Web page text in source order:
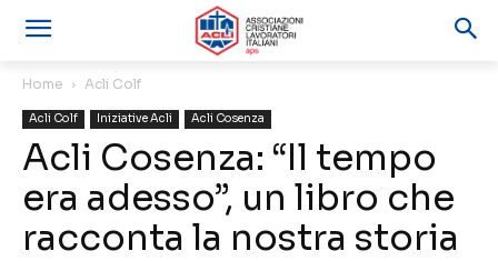
Home Acli Colf
Acli Colf Iniziative Acli Acli Cosenza
Acli Cosenza: “Il tempo
era adesso”, un libro che
racconta la nostra storia